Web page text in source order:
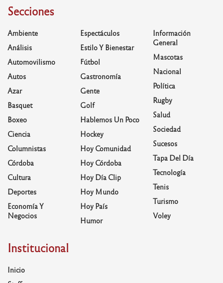
Secciones
Ambiente
Análisis
Automovilismo
Autos
Azar
Basquet
Boxeo
Ciencia
Columnistas
Córdoba
Cultura
Deportes
Economía Y
Negocios
Espectáculos
Estilo Y Bienestar
Fútbol
Gastronomía
Gente
Golf
Hablemos Un Poco
Hockey
Hoy Comunidad
Hoy Córdoba
Hoy Día Clip
Hoy Mundo
Hoy País
Humor
Información
General
Mascotas
Nacional
Política
Rugby
Salud
Sociedad
Sucesos
Tapa Del Día
Tecnología
Tenis
Turismo
Voley
Institucional
Inicio